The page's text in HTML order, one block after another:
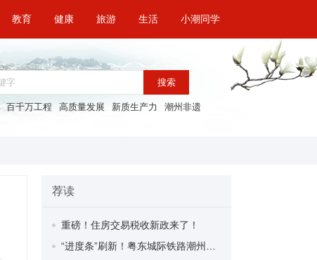
教育 健康 旅游 生活 小潮同学
搜索
百千万工程 高质量发展 新质生产力 潮州非遗
荐读
重磅！住房交易税收新政来了！